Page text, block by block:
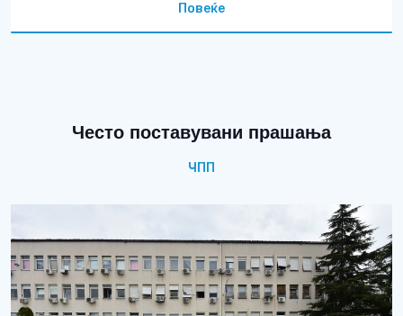
Повеќе
Често поставувани прашања
ЧПП